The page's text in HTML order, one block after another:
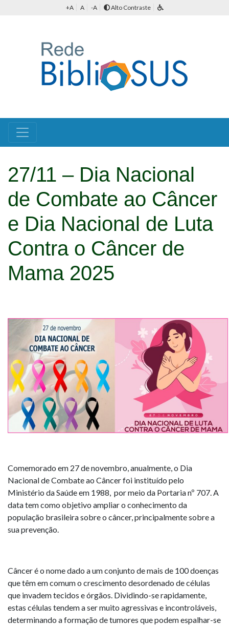
+A A -A Alto Contraste
27/11 – Dia Nacional
de Combate ao Câncer
e Dia Nacional de Luta
Contra o Câncer de
Mama 2025
Comemorado em 27 de novembro, anualmente, o Dia
Nacional de Combate ao Câncer foi instituído pelo
Ministério da Saúde em 1988, por meio da Portaria nº 707. A
data tem como objetivo ampliar o conhecimento da
população brasileira sobre o câncer, principalmente sobre a
sua prevenção.
Câncer é o nome dado a um conjunto de mais de 100 doenças
que têm em comum o crescimento desordenado de células
que invadem tecidos e órgãos. Dividindo-se rapidamente,
estas células tendem a ser muito agressivas e incontroláveis,
determinando a formação de tumores que podem espalhar-se